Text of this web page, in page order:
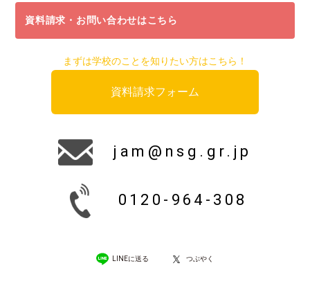
資料請求・お問い合わせはこちら
まずは学校のことを知りたい方はこちら！
資料請求フォーム
jam@nsg.gr.jp
0120-964-308
LINEに送る つぶやく